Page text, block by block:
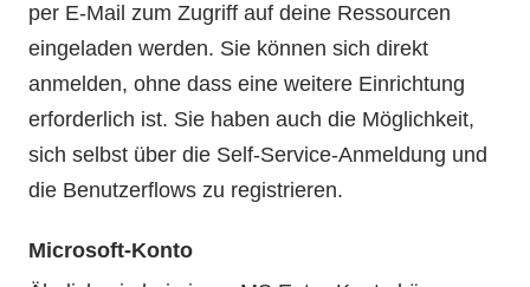
per E-Mail zum Zugriff auf deine Ressourcen
eingeladen werden. Sie können sich direkt
anmelden, ohne dass eine weitere Einrichtung
erforderlich ist. Sie haben auch die Möglichkeit,
sich selbst über die Self-Service-Anmeldung und
die Benutzerflows zu registrieren.
Microsoft-Konto